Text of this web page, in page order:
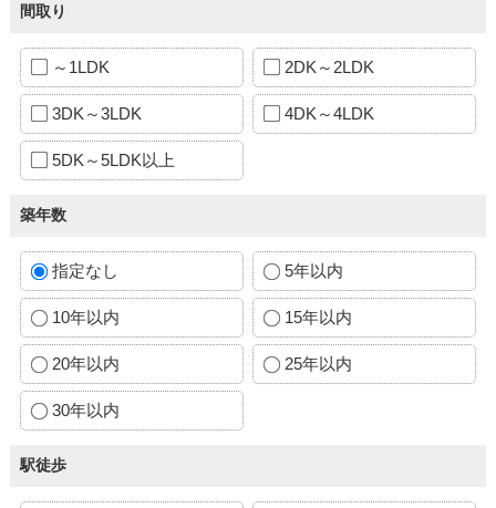
間取り
～1LDK 2DK～2LDK
3DK～3LDK 4DK～4LDK
5DK～5LDK以上
築年数
指定なし 5年以内
10年以内 15年以内
20年以内 25年以内
30年以内
駅徒歩